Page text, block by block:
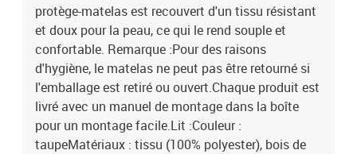
protège-matelas est recouvert d'un tissu résistant
et doux pour la peau, ce qui le rend souple et
confortable. Remarque :Pour des raisons
d'hygiène, le matelas ne peut pas être retourné si
l'emballage est retiré ou ouvert.Chaque produit est
livré avec un manuel de montage dans la boîte
pour un montage facile.Lit :Couleur :
taupeMatériaux : tissu (100% polyester), bois de